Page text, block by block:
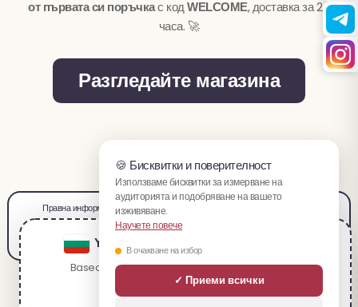
🍪 Бисквитки и поверителност
Използваме бисквитки за измерване на
аудиторията и подобряване на вашето
изживяване.
Научете повече
В очакване на избор
✓ Приеми всички
You are visiting the българския website.
Based on your location, we recommend visiting:
English
от първата си поръчкас кодWELCOME, доставка за 24
часа. 🚀
Разгледайте магазина
Правна информацияУсловия за продажба
Доставка и връщане
ПоверителностКариера
Продуктите, предлагани на spacecake.co, не са предназначени за
диагностициране, лечение или предотвратяване на каквото и да е заболяване и по